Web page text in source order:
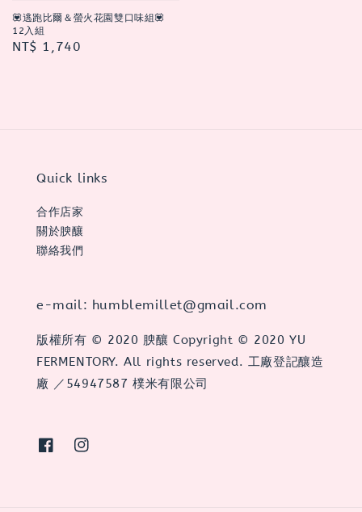
💟逃跑比爾＆螢火花園雙口味組💟
12入組
Regular
NT$ 1,740
Quick links
合作店家
關於腴釀
聯絡我們
e-mail: humblemillet@gmail.com
版權所有 © 2020 腴釀 Copyright © 2020 YU
FERMENTORY. All rights reserved. 工廠登記釀造
廠 ／54947587 樸米有限公司